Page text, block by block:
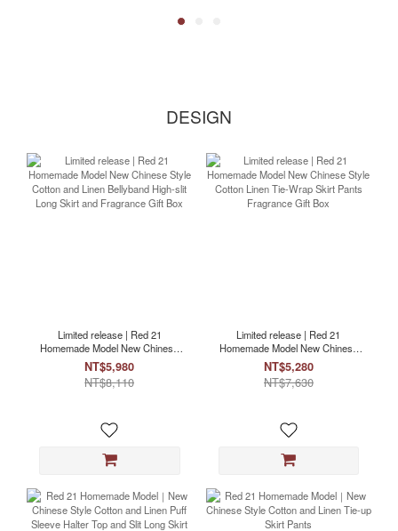
DESIGN
Limited release | Red 21
Homemade Model New Chinese
Style Cotton and Linen Bellyband
High-slit Long Skirt and Fragrance
Gift Box
NT$5,980
NT$8,110
Limited release | Red 21
Homemade Model New Chinese
Style Cotton Linen Tie-Wrap Skirt
Pants Fragrance Gift Box
NT$5,280
NT$7,630